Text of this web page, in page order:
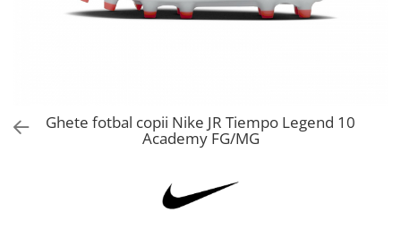
Bluze fotbal copii
Sorturi fotbal femei
Ghete fotbal copii Nike JR Tiempo Legend 10
Academy FG/MG